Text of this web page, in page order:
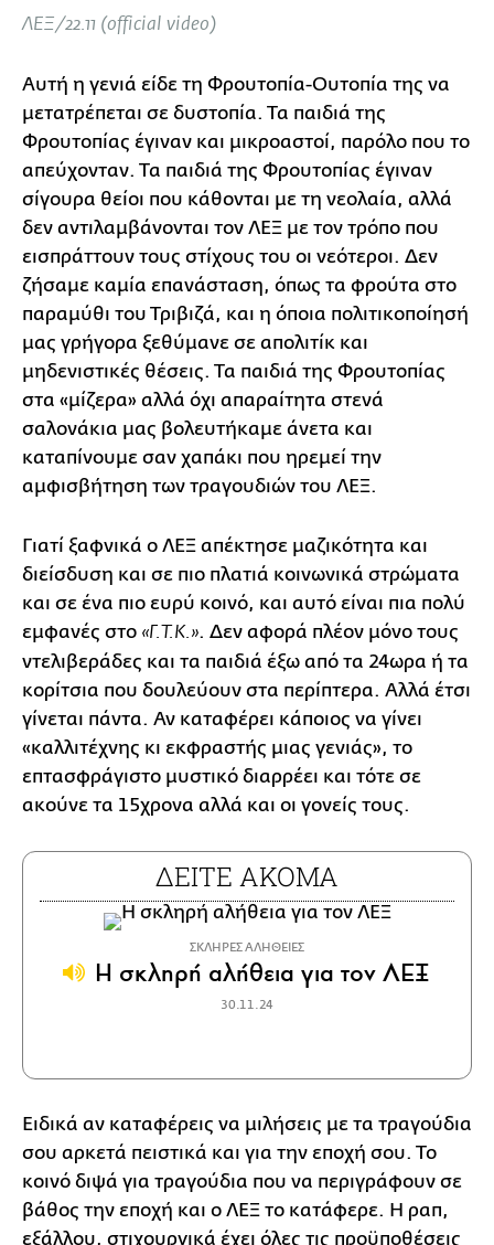
ΛΕΞ/22.11 (official video)
Αυτή η γενιά είδε τη Φρουτοπία-Ουτοπία της να
μετατρέπεται σε δυστοπία. Τα παιδιά της
Φρουτοπίας έγιναν και μικροαστοί, παρόλο που το
απεύχονταν. Τα παιδιά της Φρουτοπίας έγιναν
σίγουρα θείοι που κάθονται με τη νεολαία, αλλά
δεν αντιλαμβάνονται τον ΛΕΞ με τον τρόπο που
εισπράττουν τους στίχους του οι νεότεροι. Δεν
ζήσαμε καμία επανάσταση, όπως τα φρούτα στο
παραμύθι του Τριβιζά, και η όποια πολιτικοποίησή
μας γρήγορα ξεθύμανε σε απολιτίκ και
μηδενιστικές θέσεις. Τα παιδιά της Φρουτοπίας
στα «μίζερα» αλλά όχι απαραίτητα στενά
σαλονάκια μας βολευτήκαμε άνετα και
καταπίνουμε σαν χαπάκι που ηρεμεί την
αμφισβήτηση των τραγουδιών του ΛΕΞ.
Γιατί ξαφνικά ο ΛΕΞ απέκτησε μαζικότητα και
διείσδυση και σε πιο πλατιά κοινωνικά στρώματα
και σε ένα πιο ευρύ κοινό, και αυτό είναι πια πολύ
εμφανές στο «Γ.Τ.Κ.». Δεν αφορά πλέον μόνο τους
ντελιβεράδες και τα παιδιά έξω από τα 24ωρα ή τα
κορίτσια που δουλεύουν στα περίπτερα. Αλλά έτσι
γίνεται πάντα. Αν καταφέρει κάποιος να γίνει
«καλλιτέχνης κι εκφραστής μιας γενιάς», το
επτασφράγιστο μυστικό διαρρέει και τότε σε
ακούνε τα 15χρονα αλλά και οι γονείς τους.
ΔΕΙΤΕ ΑΚΟΜΑ
ΣΚΛΗΡΕΣ ΑΛΗΘΕΙΕΣ
H σκληρή αλήθεια για τον ΛΕΞ
30.11.24
Ειδικά αν καταφέρεις να μιλήσεις με τα τραγούδια
σου αρκετά πειστικά και για την εποχή σου. Το
κοινό διψά για τραγούδια που να περιγράφουν σε
βάθος την εποχή και ο ΛΕΞ το κατάφερε. Η ραπ,
εξάλλου, στιχουργικά έχει όλες τις προϋποθέσεις